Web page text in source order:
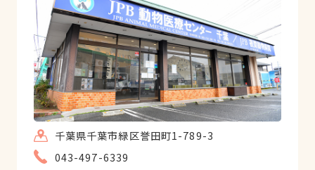
す。
千葉県千葉市緑区誉田町1-789-3
043-497-6339